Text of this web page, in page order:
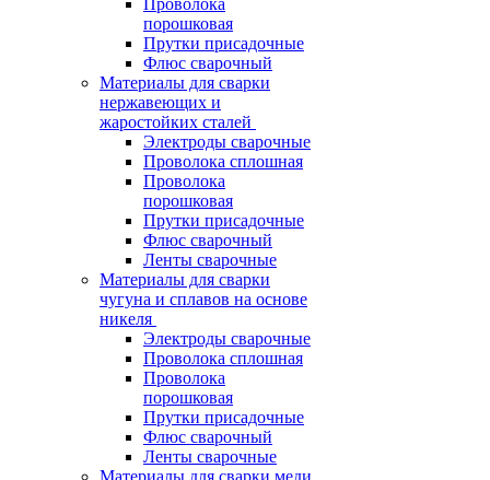
Проволока
порошковая
Прутки присадочные
Флюс сварочный
Материалы для сварки
нержавеющих и
жаростойких сталей
Электроды сварочные
Проволока сплошная
Проволока
порошковая
Прутки присадочные
Флюс сварочный
Ленты сварочные
Материалы для сварки
чугуна и сплавов на основе
никеля
Электроды сварочные
Проволока сплошная
Проволока
порошковая
Прутки присадочные
Флюс сварочный
Ленты сварочные
Материалы для сварки меди